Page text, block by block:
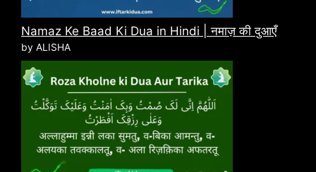
Namaz Ke Baad Ki Dua in Hindi | नमाज़ की दुआएँ
by ALISHA